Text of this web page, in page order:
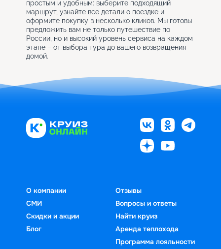
простым и удобным: выберите подходящий
маршрут, узнайте все детали о поездке и
оформите покупку в несколько кликов. Мы готовы
предложить вам не только путешествие по
России, но и высокий уровень сервиса на каждом
этапе – от выбора тура до вашего возвращения
домой.
О компании
СМИ
Скидки и акции
Блог
Отзывы
Вопросы и ответы
Найти круиз
Аренда теплохода
Программа лояльности